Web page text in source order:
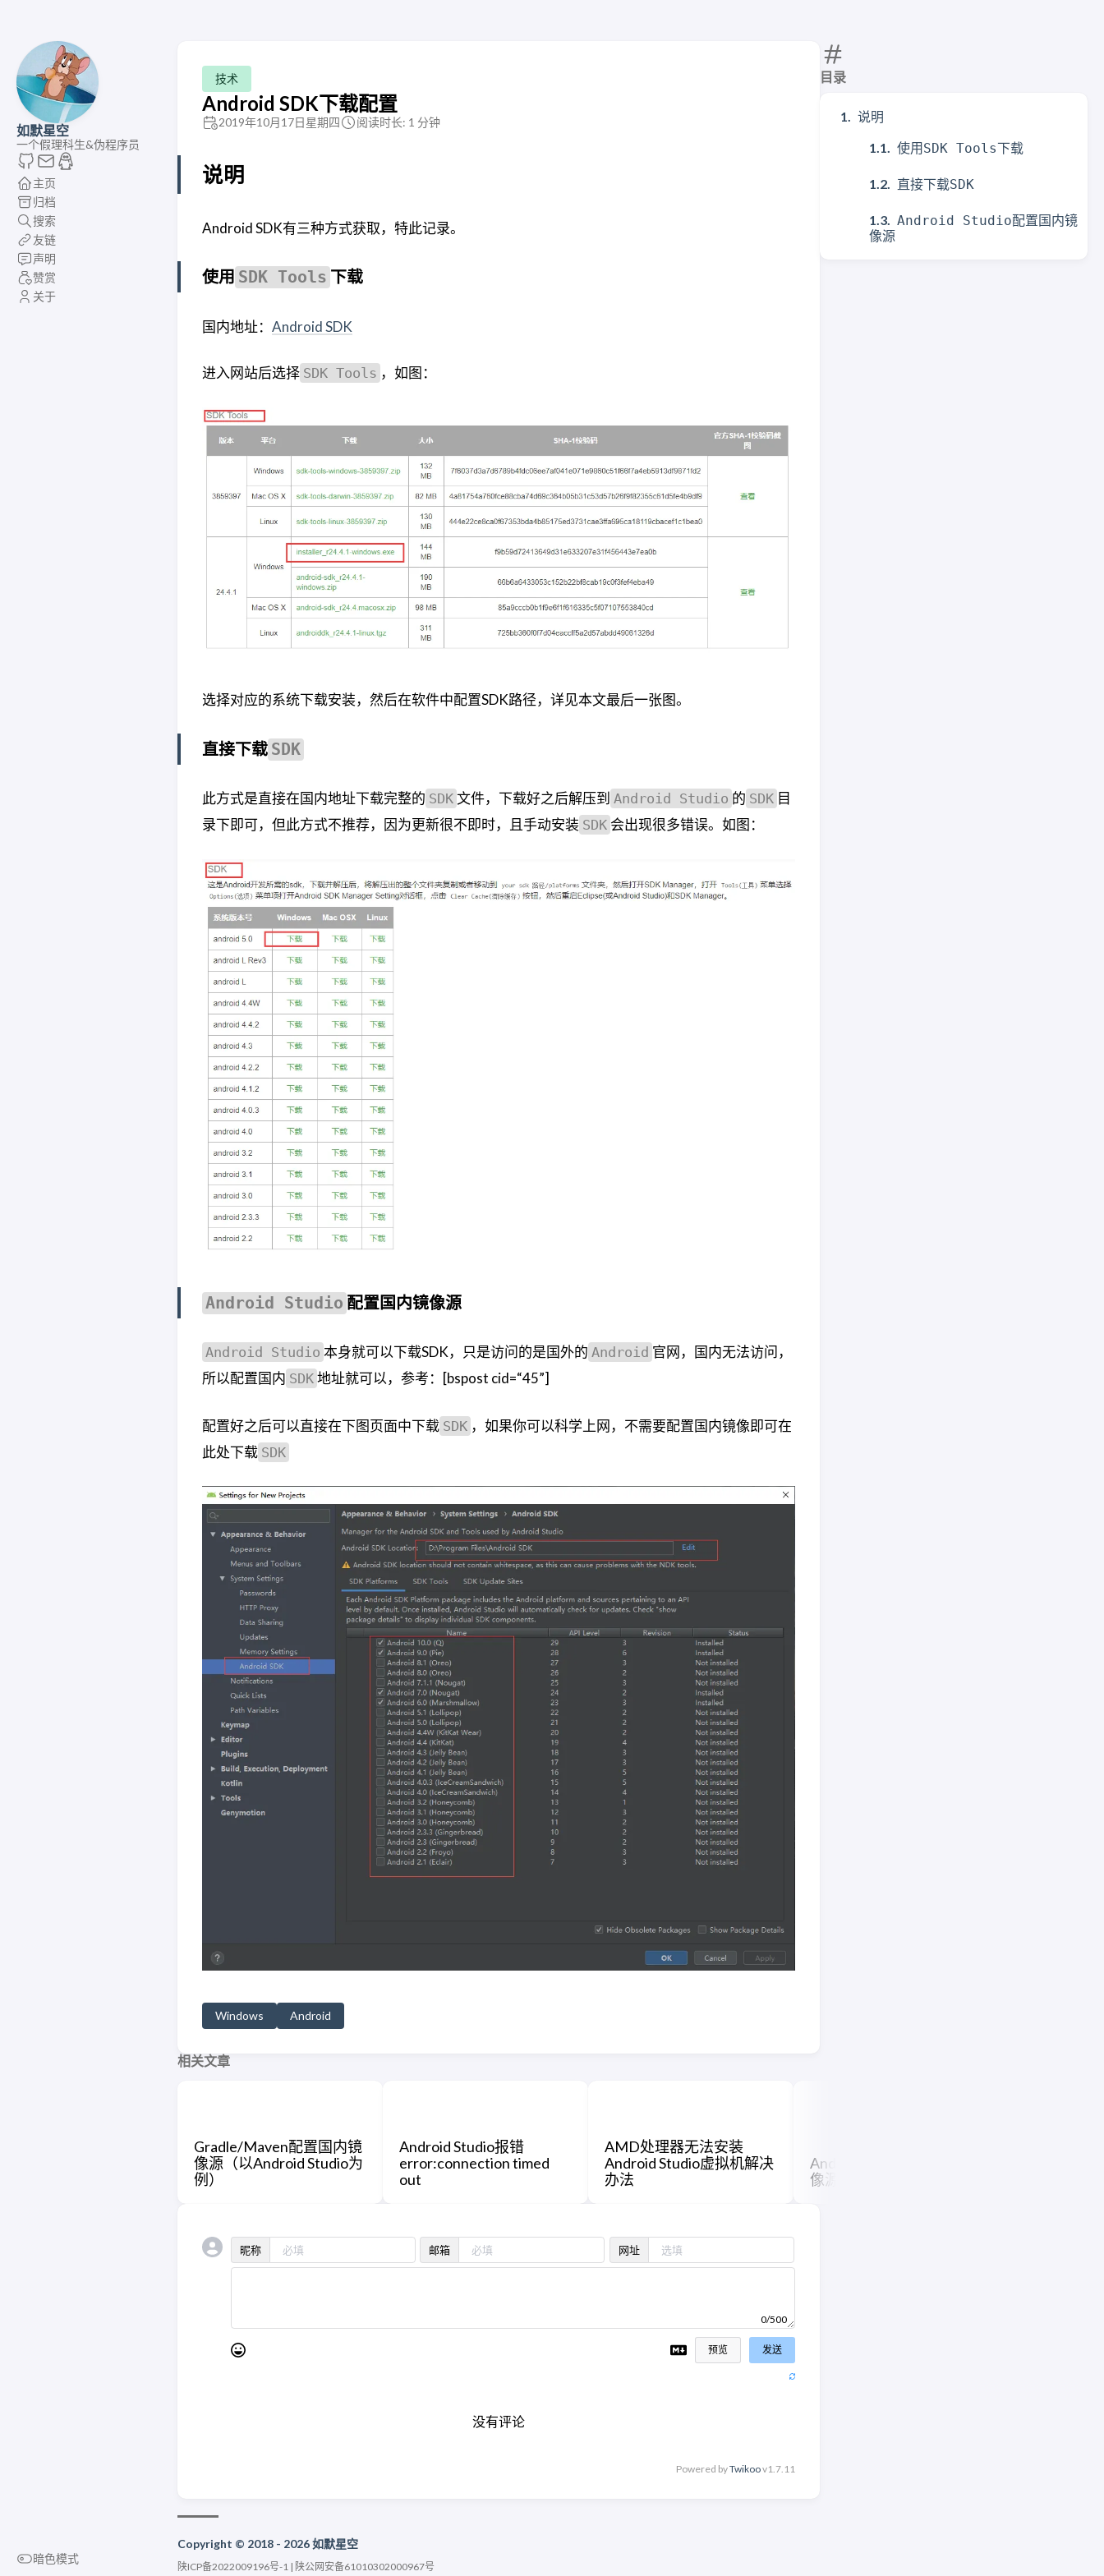
如默星空
一个假理科生&伪程序员
主页
归档
搜索
友链
声明
赞赏
关于
暗色模式
目录
说明
使用SDK Tools下载
直接下载SDK
Android Studio配置国内镜
像源
技术
Android SDK下载配置
2019年10月17日星期四 阅读时长: 1 分钟
说明
Android SDK有三种方式获取，特此记录。
使用 SDK Tools 下载
国内地址： Android SDK
进入网站后选择 SDK Tools ，如图：
选择对应的系统下载安装，然后在软件中配置SDK路径，详见本文最后一张图。
直接下载 SDK
此方式是直接在国内地址下载完整的 SDK 文件，下载好之后解压到 Android Studio 的 SDK 目
录下即可，但此方式不推荐，因为更新很不即时，且手动安装 SDK 会出现很多错误。如图：
Android Studio 配置国内镜像源
Android Studio 本身就可以下载SDK，只是访问的是国外的 Android 官网，国内无法访问，
所以配置国内 SDK 地址就可以，参考：[bspost cid=“45”]
配置好之后可以直接在下图页面中下载 SDK ，如果你可以科学上网，不需要配置国内镜像即可在
此处下载 SDK
Windows Android
相关文章
Gradle/Maven配置国内镜
像源（以Android Studio为
例）
Android Studio报错
error:connection timed
out
AMD处理器无法安装
Android Studio虚拟机解决
办法
Android Studio设置国内镜
像源
昵称 邮箱 网址
0/500
预览 发送
没有评论
Powered byTwikoov1.7.11
Copyright © 2018 - 2026 如默星空
陕ICP备2022009196号-1 | 陕公网安备61010302000967号